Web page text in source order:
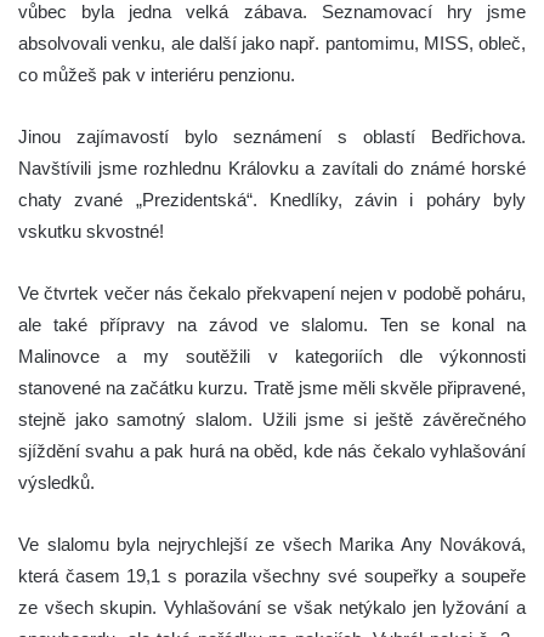
vůbec byla jedna velká zábava. Seznamovací hry jsme
absolvovali venku, ale další jako např. pantomimu, MISS, obleč,
co můžeš pak v interiéru penzionu.
Jinou zajímavostí bylo seznámení s oblastí Bedřichova.
Navštívili jsme rozhlednu Královku a zavítali do známé horské
chaty zvané „Prezidentská“. Knedlíky, závin i poháry byly
vskutku skvostné!
Ve čtvrtek večer nás čekalo překvapení nejen v podobě poháru,
ale také přípravy na závod ve slalomu. Ten se konal na
Malinovce a my soutěžili v kategoriích dle výkonnosti
stanovené na začátku kurzu. Tratě jsme měli skvěle připravené,
stejně jako samotný slalom. Užili jsme si ještě závěrečného
sjíždění svahu a pak hurá na oběd, kde nás čekalo vyhlašování
výsledků.
Ve slalomu byla nejrychlejší ze všech Marika Any Nováková,
která časem 19,1 s porazila všechny své soupeřky a soupeře
ze všech skupin. Vyhlašování se však netýkalo jen lyžování a